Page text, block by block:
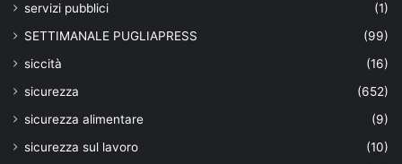
servizi pubblici
(1)
SETTIMANALE PUGLIAPRESS
(99)
siccità
(16)
sicurezza
(652)
sicurezza alimentare
(9)
sicurezza sul lavoro
(10)